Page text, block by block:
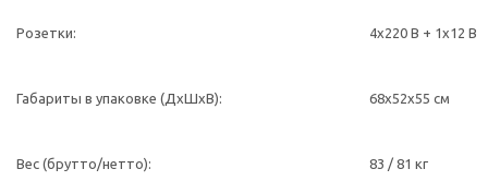
Розетки: 4х220 В + 1х12 В
Габариты в упаковке (ДхШхВ): 68х52х55 см
Вес (брутто/нетто): 83 / 81 кг